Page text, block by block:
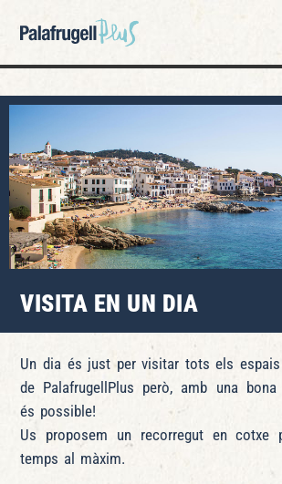
VISITA EN UN DIA
Un dia és just per visitar tots els
de PalafrugellPlus però, amb una
és possible!
Us proposem un recorregut en cotxe
temps al màxim.